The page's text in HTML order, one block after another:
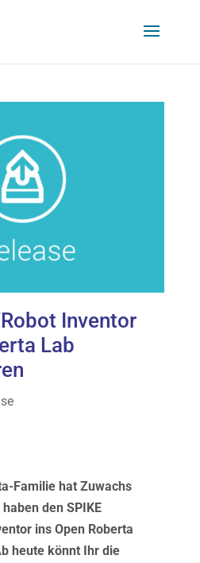
Inventor
Lab
Familie hat Zuwachs
den SPIKE
ins Open Roberta
heute könnt Ihr die